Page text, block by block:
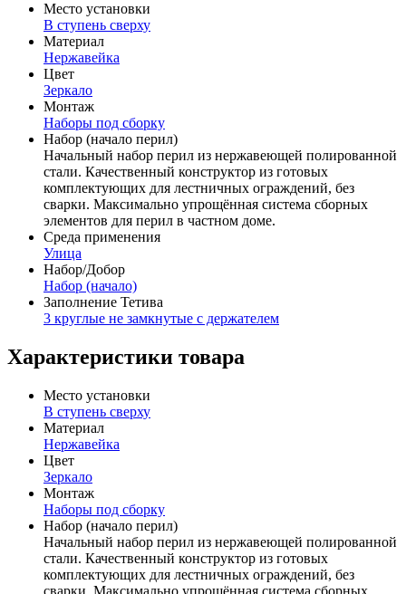
Место установки
В ступень сверху
Материал
Нержавейка
Цвет
Зеркало
Монтаж
Наборы под сборку
Набор (начало перил)
Начальный набор перил из нержавеющей полированной
стали. Качественный конструктор из готовых
комплектующих для лестничных ограждений, без
сварки. Максимально упрощённая система сборных
элементов для перил в частном доме.
Среда применения
Улица
Набор/Добор
Набор (начало)
Заполнение Тетива
3 круглые не замкнутые с держателем
Характеристики товара
Место установки
В ступень сверху
Материал
Нержавейка
Цвет
Зеркало
Монтаж
Наборы под сборку
Набор (начало перил)
Начальный набор перил из нержавеющей полированной
стали. Качественный конструктор из готовых
комплектующих для лестничных ограждений, без
сварки. Максимально упрощённая система сборных